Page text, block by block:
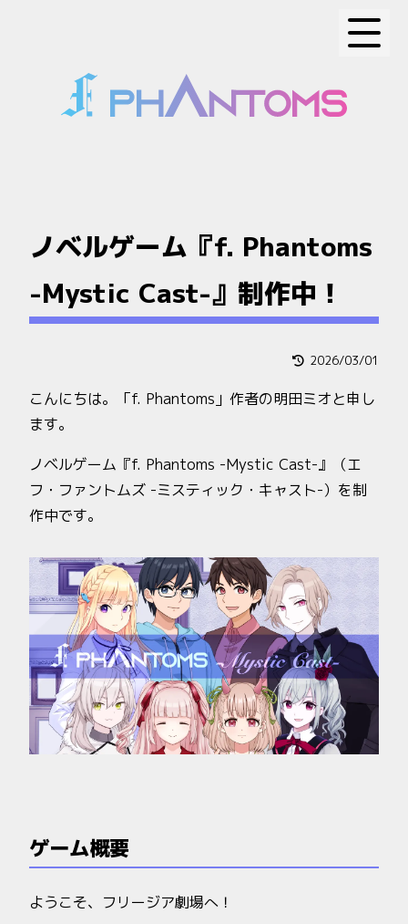
ノベルゲーム『f. Phantoms
-Mystic Cast-』制作中！
2026/03/01
こんにちは。「f. Phantoms」作者の明田ミオと申し
ます。
ノベルゲーム『f. Phantoms -Mystic Cast-』（エ
フ・ファントムズ -ミスティック・キャスト-）を制
作中です。
ゲーム概要
ようこそ、フリージア劇場へ！